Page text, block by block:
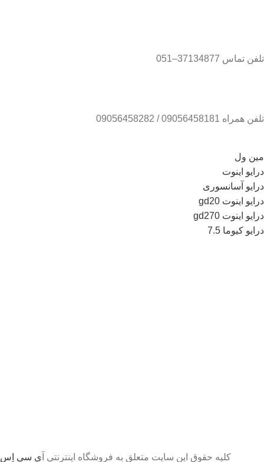
تلفن تماس 37134877–051
تلفن همراه 09056458181 / 09056458282
مین ول
درایو اینوت
درایو آسانسوری
درایو اینوت gd20
درایو اینوت gd270
درایو کیوما 7.5
کلیه حقوق این سایت متعلق به فروشگاه اینترنتی آ ی سی اِس